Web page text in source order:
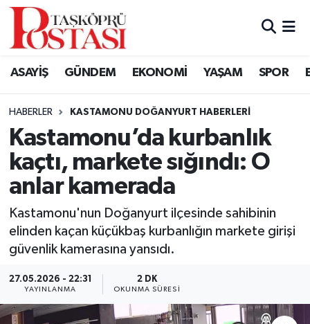
ASAYİŞ GÜNDEM EKONOMİ YAŞAM SPOR
HABERLER KASTAMONU DOĞANYURT HABERLERI
Kastamonu’da kurbanlık
kaçtı, markete sığındı: O
anlar kamerada
Kastamonu'nun Doğanyurt ilçesinde sahibinin
elinden kaçan küçükbaş kurbanlığın markete girişi
güvenlik kamerasına yansıdı.
27.05.2026 - 22:31
YAYINLANMA
2 DK
OKUNMA SÜRESI
Kastamonu Vefat Edenler
Araç Haberleri
Azdavay Haberleri
Bozkurt Haberleri